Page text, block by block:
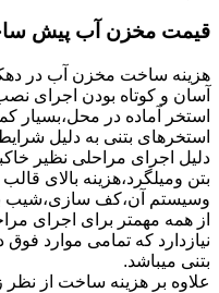
قیمت مخزن آب پیش
هزینه ساخت مخزن آب در
آسان و کوتاه بودن اجرای
استخر آماده در محل،بسیار
استخرهای بتنی به دلیل
دلیل اجرای مراحلی نظیر
بتن ومیلگرد،هزینه بالای
وسیستم آن،کف سازی،شیب
از همه مهمتر برای اجرای
نیازدارد که تمامی موارد
بتنی میباشد.
علاوه بر هزینه ساخت از